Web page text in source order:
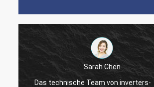
Sarah Chen
Das technische Team von inverters-